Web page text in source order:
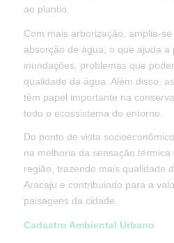
ao plantio.
Com mais arborização, amplia-
absorção de água, o que ajuda a
inundações, problemas que
qualidade da água. Além disso,
têm papel importante na
todo o ecossistema do entorno.
Do ponto de vista
na melhoria da sensação
região, trazendo mais qualidade
Aracaju e contribuindo para a
paisagens da cidade.
Cadastro Ambiental Urbano